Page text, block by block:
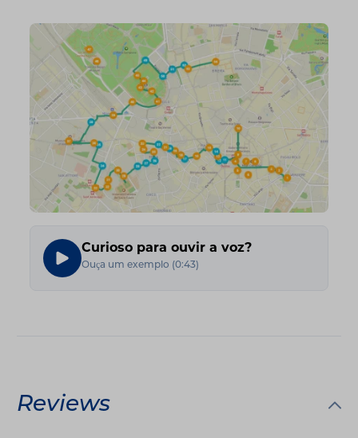
Curioso para ouvir a voz?
Ouça um exemplo (0:43)
Reviews